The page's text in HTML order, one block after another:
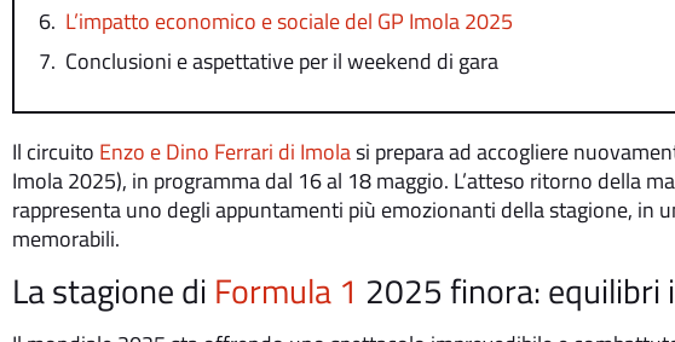
L’impatto economico e sociale del GP Imola 2025
Conclusioni e aspettative per il weekend di gara
Il circuito Enzo e Dino Ferrari di Imolasi prepara ad accogliere
Imola 2025), in programma dal 16 al 18 maggio. L’atteso ritorno della
rappresenta uno degli appuntamenti più emozionanti della stagione, in
memorabili.
La stagione di Formula 1 2025 finora: equilibri